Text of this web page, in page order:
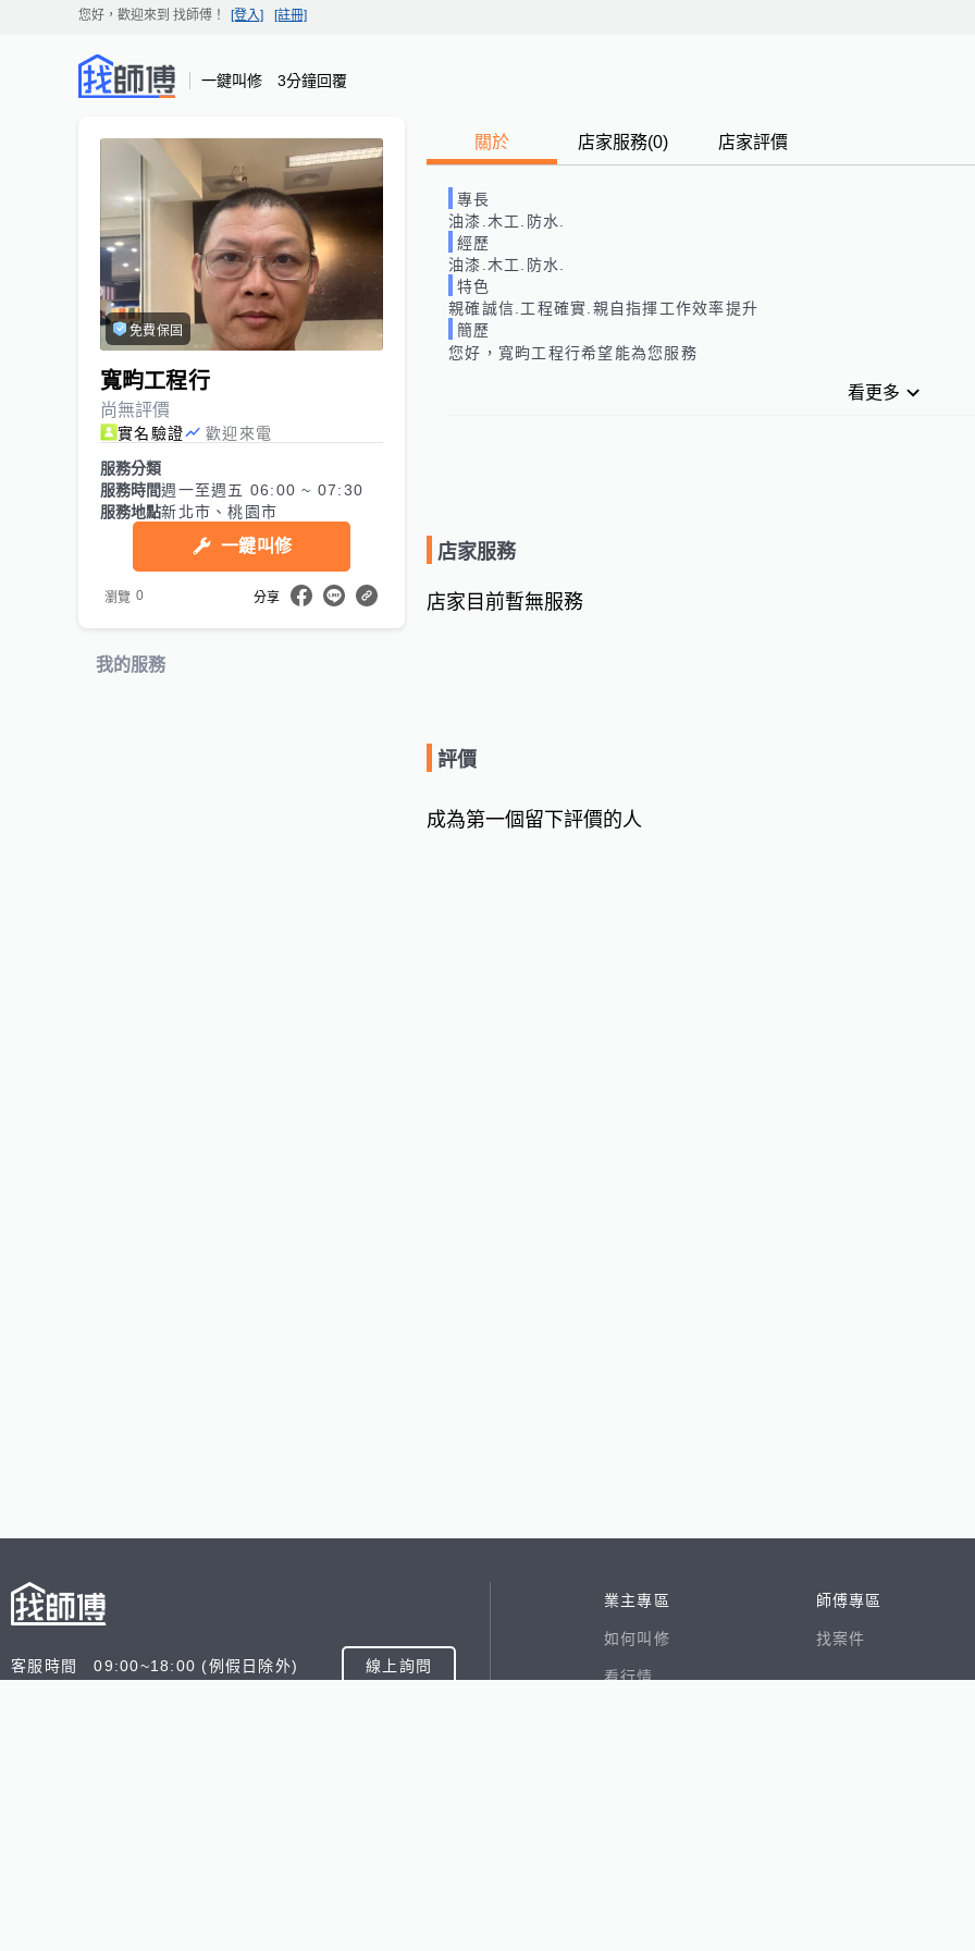
您好，歡迎來到 找師傅 ！ [登入] [註冊]
一鍵叫修 3分鐘回覆
免費保固
寬畇工程行
尚無評價
實名驗證
歡迎來電
服務分類
服務時間週一至週五 06:00 ~ 07:30
服務地點新北市、桃園市
一鍵叫修
瀏覽 0 分享
我的服務
關於 店家服務(0) 店家評價
專長
油漆.木工.防水.
經歷
油漆.木工.防水.
特色
親確誠信.工程確實.親自指揮工作效率提升
簡歷
您好，寬畇工程行希望能為您服務
看更多
店家服務
店家目前暫無服務
評價
成為第一個留下評價的人
客服時間 09:00~18:00 (例假日除外) 線上詢問
業主專區
如何叫修
看行情
師傅專區
找案件